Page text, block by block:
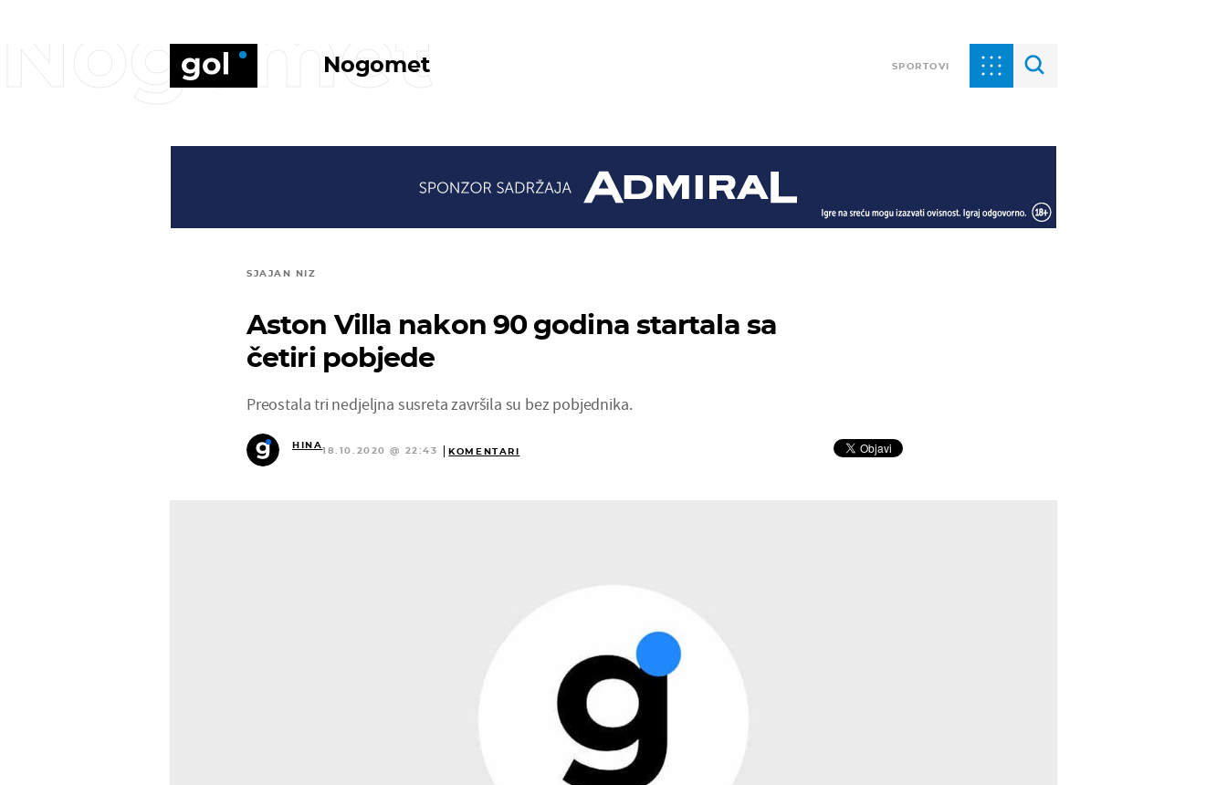
Nogomet SPORTOVI
Nogomet
SJAJAN NIZ
Aston Villa nakon 90 godina startala sa
četiri pobjede
Preostala tri nedjeljna susreta završila su bez pobjednika.
HINA
18.10.2020 @ 22:43 KOMENTARI